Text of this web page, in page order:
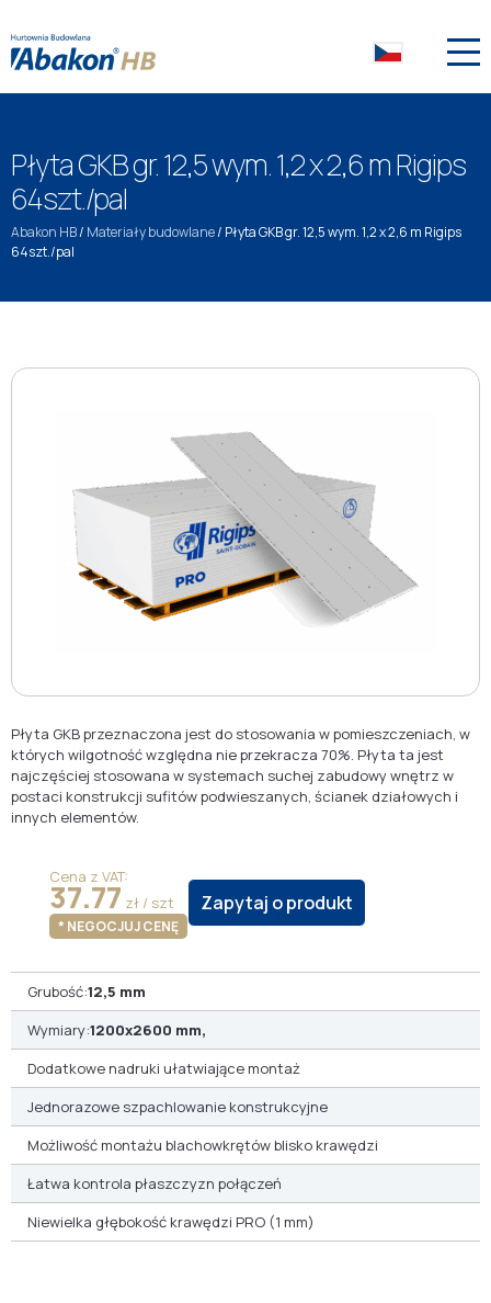
Płyta GKB gr. 12,5 wym. 1,2 x 2,6 m Rigips
64szt./pal
Abakon HB/ Materiały budowlane/ Płyta GKB gr. 12,5 wym. 1,2 x 2,6 m Rigips
64szt./pal
Płyta GKB przeznaczona jest do stosowania w pomieszczeniach, w
których wilgotność względna nie przekracza 70%. Płyta ta jest
najczęściej stosowana w systemach suchej zabudowy wnętrz w
postaci konstrukcji sufitów podwieszanych, ścianek działowych i
innych elementów.
Cena z VAT:
37.77 zł / szt
* NEGOCJUJ CENĘ
Zapytaj o produkt
Grubość:12,5 mm
Wymiary:1200x2600 mm,
Dodatkowe nadruki ułatwiające montaż
Jednorazowe szpachlowanie konstrukcyjne
Możliwość montażu blachowkrętów blisko krawędzi
Łatwa kontrola płaszczyzn połączeń
Niewielka głębokość krawędzi PRO (1 mm)